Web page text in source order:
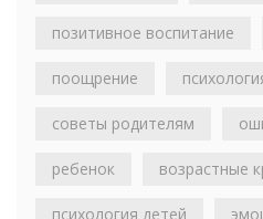
позитивное воспитание
поощрение
советы родителям
ребенок возрастные
психология детей